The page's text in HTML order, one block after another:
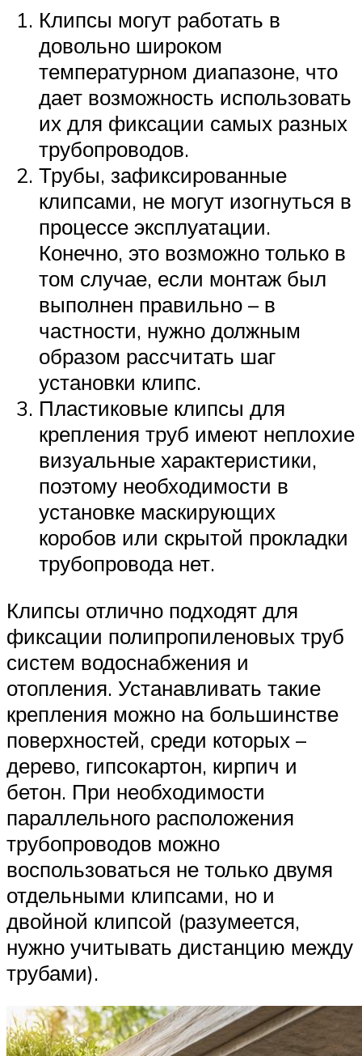
Клипсы могут работать в
довольно широком
температурном диапазоне, что
дает возможность использовать
их для фиксации самых разных
трубопроводов.
Трубы, зафиксированные
клипсами, не могут изогнуться в
процессе эксплуатации.
Конечно, это возможно только в
том случае, если монтаж был
выполнен правильно – в
частности, нужно должным
образом рассчитать шаг
установки клипс.
Пластиковые клипсы для
крепления труб имеют неплохие
визуальные характеристики,
поэтому необходимости в
установке маскирующих
коробов или скрытой прокладки
трубопровода нет.
Клипсы отлично подходят для
фиксации полипропиленовых труб
систем водоснабжения и
отопления. Устанавливать такие
крепления можно на большинстве
поверхностей, среди которых –
дерево, гипсокартон, кирпич и
бетон. При необходимости
параллельного расположения
трубопроводов можно
воспользоваться не только двумя
отдельными клипсами, но и
двойной клипсой (разумеется,
нужно учитывать дистанцию между
трубами).